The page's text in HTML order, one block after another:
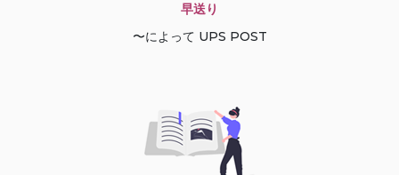
早送り
〜によって UPS POST